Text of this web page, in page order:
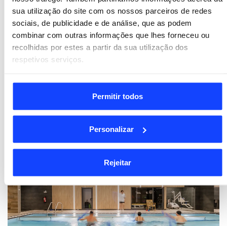
sua utilização do site com os nossos parceiros de redes
sociais, de publicidade e de análise, que as podem
combinar com outras informações que lhes forneceu ou
recolhidas por estes a partir da sua utilização dos
respetivos serviços.
Permitir todos
Personalizar
Rejeitar
piscina aquecida, para lesões
musculoesqueléticas, pós-cirurgia e
dependências funcionais.
Abordagens comprovadas reduzem dor,
restauram força e previnem recidivas, com
Descubra os programas